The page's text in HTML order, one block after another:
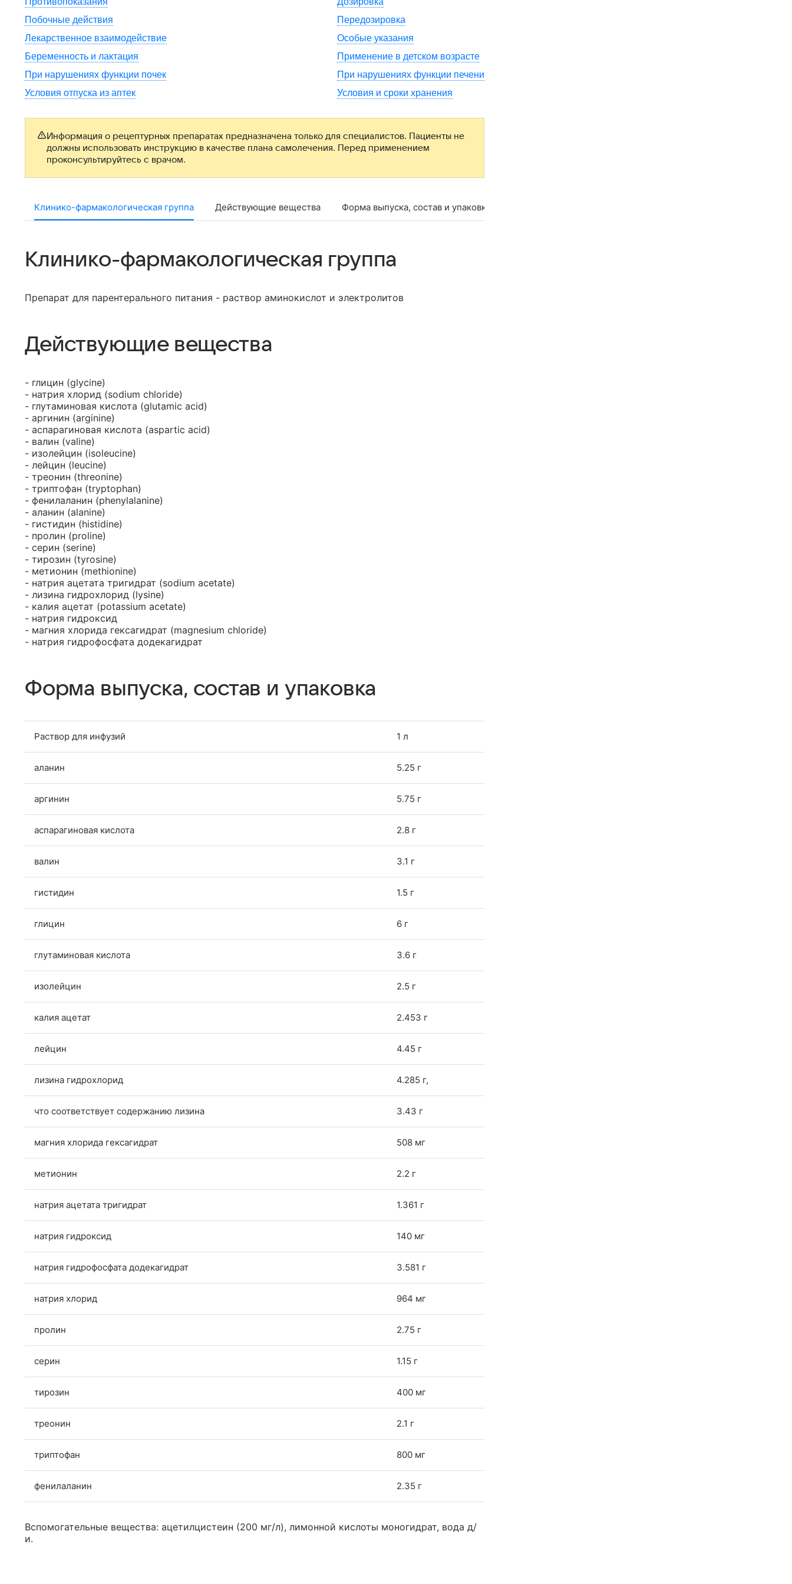
Побочные действия
Передозировка
Лекарственное взаимодействие
Особые указания
Беременность и лактация
Применение в детском возрасте
При нарушениях функции почек
При нарушениях функции печени
Условия отпуска из аптек
Условия и сроки хранения
Информация о рецептурных препаратах предназначена только для специалистов. Пациенты не
должны использовать инструкцию в качестве плана самолечения. Перед применением
проконсультируйтесь с врачом.
Клинико-фармакологическая группа Действующие вещества Форма выпуска, состав и упаковка
Клинико-фармакологическая группа
Препарат для парентерального питания - раствор аминокислот и электролитов
Действующие вещества
- глицин (glycine)
- натрия хлорид (sodium chloride)
- глутаминовая кислота (glutamic acid)
- аргинин (arginine)
- аспарагиновая кислота (aspartic acid)
- валин (valine)
- изолейцин (isoleucine)
- лейцин (leucine)
- треонин (threonine)
- триптофан (tryptophan)
- фенилаланин (phenylalanine)
- аланин (alanine)
- гистидин (histidine)
- пролин (proline)
- серин (serine)
- тирозин (tyrosine)
- метионин (methionine)
- натрия ацетата тригидрат (sodium acetate)
- лизина гидрохлорид (lysine)
- калия ацетат (potassium acetate)
- натрия гидроксид
- магния хлорида гексагидрат (magnesium chloride)
- натрия гидрофосфата додекагидрат
Форма выпуска, состав и упаковка
Раствор для инфузий 1 л
аланин 5.25 г
аргинин 5.75 г
аспарагиновая кислота 2.8 г
валин 3.1 г
гистидин 1.5 г
глицин 6 г
глутаминовая кислота 3.6 г
изолейцин 2.5 г
калия ацетат 2.453 г
лейцин 4.45 г
лизина гидрохлорид 4.285 г,
что соответствует содержанию лизина 3.43 г
магния хлорида гексагидрат 508 мг
метионин 2.2 г
натрия ацетата тригидрат 1.361 г
натрия гидроксид 140 мг
натрия гидрофосфата додекагидрат 3.581 г
натрия хлорид 964 мг
пролин 2.75 г
серин 1.15 г
тирозин 400 мг
треонин 2.1 г
триптофан 800 мг
фенилаланин 2.35 г
Вспомогательные вещества: ацетилцистеин (200 мг/л), лимонной кислоты моногидрат, вода д/
и.